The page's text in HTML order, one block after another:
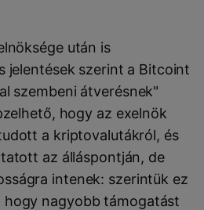
után is
jelentések szerint a Bitcoint
szembeni átverésnek"
hogy az exelnök
a kriptovalutákról, és
az álláspontján, de
intenek: szerintük ez
hogy nagyobb támogatást